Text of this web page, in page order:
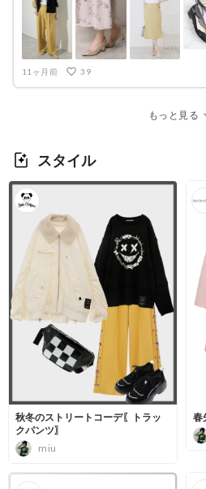
🎶黒は王道の組み合わせ方になります。 ⑤⑥ ↳ベージュを合わせると秋
っぽくなります🍁テーパードパンツはキ
ジュアルコーデになりますよ🎶靴はブラ
で) 私からは以上になります。少しでも
11ヶ月前 39
もっと見る
スタイル
秋冬のストリートコーデ〖トラッ
クパンツ〗
miu
春